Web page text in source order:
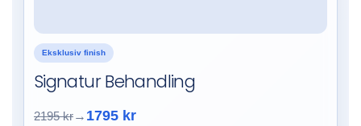
Eksklusiv finish
Signatur Behandling
2195 kr→ 1795 kr